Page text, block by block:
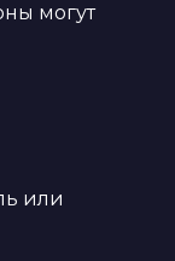
могут
или